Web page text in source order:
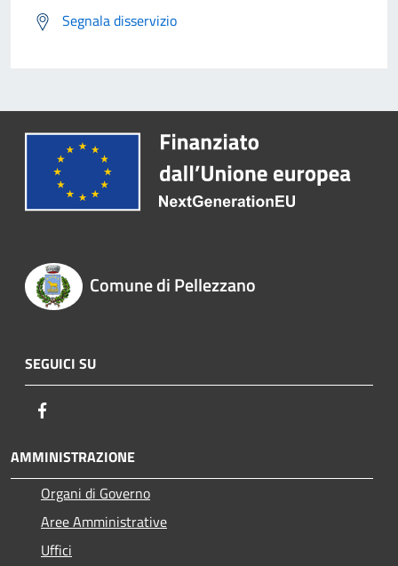
Segnala disservizio
Comune di Pellezzano
SEGUICI SU
AMMINISTRAZIONE
Organi di Governo
Aree Amministrative
Uffici